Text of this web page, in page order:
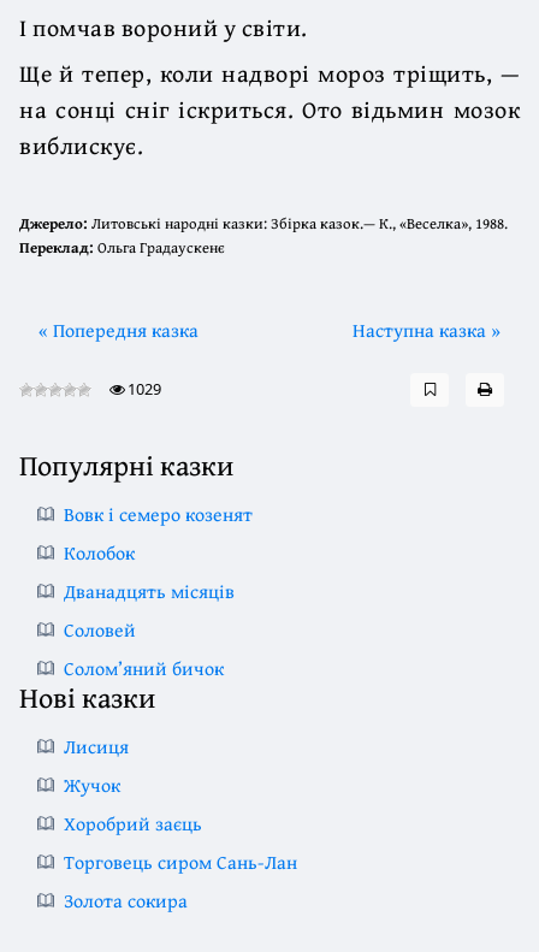
І помчав вороний у світи.
Ще й тепер, коли надворі мороз тріщить, —
на сонці сніг іскриться. Ото відьмин мозок
виблискує.
Джерело: Литовські народні казки: Збірка казок.— К., «Веселка», 1988.
Переклад: Ольга Градаускенє
« Попередня казка Наступна казка »
1029
Популярні казки
Вовк і семеро козенят
Колобок
Дванадцять місяців
Соловей
Солом’яний бичок
Нові казки
Лисиця
Жучок
Хоробрий заєць
Торговець сиром Сань-Лан
Золота сокира